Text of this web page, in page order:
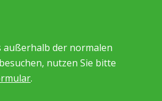
außerhalb der normalen
nutzen Sie bitte
.